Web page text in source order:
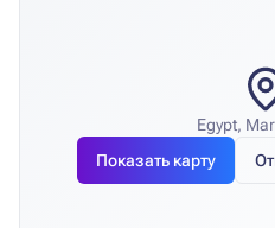
Egypt,
Показать карту